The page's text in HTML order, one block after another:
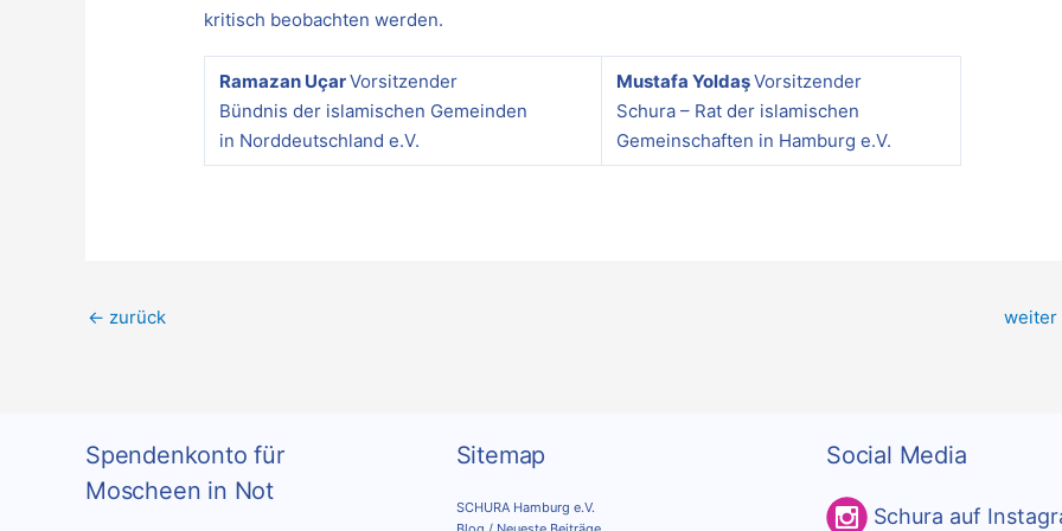
kritisch beobachten werden.
Ramazan UçarVorsitzender
Bündnis der islamischen Gemeinden
in Norddeutschland e.V.
Mustafa YoldaşVorsitzender
Schura – Rat der islamischen
Gemeinschaften in Hamburg e.V.
← zurück weiter
Spendenkonto für
Moscheen in Not
Sitemap
SCHURA Hamburg e.V.
Social Media
Schura auf